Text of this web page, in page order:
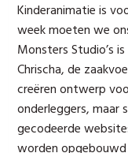
Kinderanimatie is
week moeten we
Monsters Studio’s
Chrischa, de
creëren ontwerp
onderleggers, maar
gecodeerde